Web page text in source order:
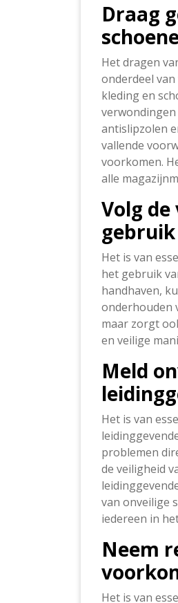
Draag
Het dragen
onderdeel
kleding en
antislipzolen
vallende
voorkomen.
alle
Volg
Het is van
het gebruik
handhaven,
onderhouden
maar zorgt
en veilige
Meld
Het is van
problemen
de veiligheid
van onveilige
iedereen in
Neem
Het is van